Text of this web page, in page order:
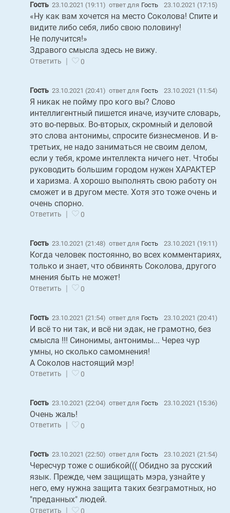
Гость 23.10.2021 (19:11) ответ для Гость 23.10.2021 (17:15)
«Ну как вам хочется на место Соколова! Спите и
видите либо себя, либо свою половину!
Не получится!»
Здравого смысла здесь не вижу.
Ответить | 0
Гость 23.10.2021 (20:41) ответ для Гость 23.10.2021 (11:54)
Я никак не пойму про кого вы? Слово
интеллигентный пишется иначе, изучите словарь,
это во-первых. Во-вторых, скромный и деловой
это слова антонимы, спросите бизнесменов. И в-
третьих, не надо заниматься не своим делом,
если у тебя, кроме интеллекта ничего нет. Чтобы
руководить большим городом нужен ХАРАКТЕР
и харизма. А хорошо выполнять свою работу он
сможет и в другом месте. Хотя это тоже очень и
очень спорно.
Ответить 0
Гость 23.10.2021 (21:48) ответ для Гость 23.10.2021 (19:11)
Когда человек постоянно, во всех комментариях,
только и знает, что обвинять Соколова, другого
мнения быть не может!
Ответить | 0
Гость 23.10.2021 (21:54) ответ для Гость 23.10.2021 (20:41)
И всё то ни так, и всё ни эдак, не грамотно, без
смысла !!! Синонимы, антонимы... Через чур
умны, но сколько самомнения!
А Соколов настоящий мэр!
Ответить | 0
Гость 23.10.2021 (22:04) ответ для Гость 23.10.2021 (15:36)
Очень жаль!
Ответить 0
Гость 23.10.2021 (22:50) ответ для Гость 23.10.2021 (21:54)
Чересчур тоже с ошибкой((( Обидно за русский
язык. Прежде, чем защищать мэра, узнайте у
него, ему нужна защита таких безграмотных, но
"преданных" людей.
Ответить | 0